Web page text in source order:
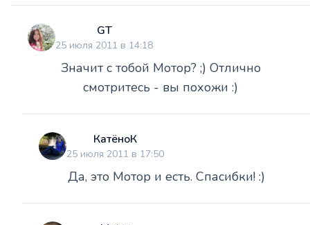
GT
25 июля 2011 в 14:18
Значит с тобой Мотор? ;) Отлично
смотритесь - вы похожи :)
КатёноК
25 июля 2011 в 17:50
Да, это Мотор и есть. Спасибки! :)